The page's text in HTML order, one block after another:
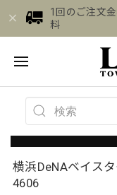
1回のご注文
料
横浜DeNAベイス
4606